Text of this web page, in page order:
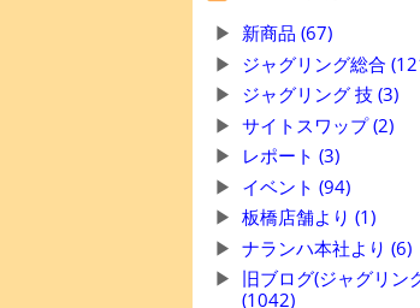
新商品 (67)
ジャグリング総合
ジャグリング 技 (3)
サイトスワップ (2)
レポート (3)
イベント (94)
板橋店舗より (1)
ナランハ本社より (6)
旧ブログ(ジャグリン
(1042)